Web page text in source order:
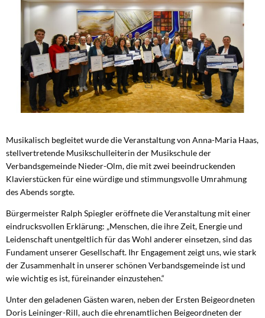
Musikalisch begleitet wurde die Veranstaltung von Anna-Maria Haas,
stellvertretende Musikschulleiterin der Musikschule der
Verbandsgemeinde Nieder-Olm, die mit zwei beeindruckenden
Klavierstücken für eine würdige und stimmungsvolle Umrahmung
des Abends sorgte.
Bürgermeister Ralph Spiegler eröffnete die Veranstaltung mit einer
eindrucksvollen Erklärung: „Menschen, die ihre Zeit, Energie und
Leidenschaft unentgeltlich für das Wohl anderer einsetzen, sind das
Fundament unserer Gesellschaft. Ihr Engagement zeigt uns, wie stark
der Zusammenhalt in unserer schönen Verbandsgemeinde ist und
wie wichtig es ist, füreinander einzustehen.“
Unter den geladenen Gästen waren, neben der Ersten Beigeordneten
Doris Leininger-Rill, auch die ehrenamtlichen Beigeordneten der